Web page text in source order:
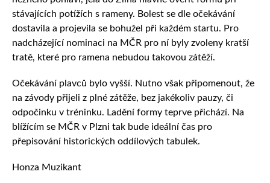
stávajících potížích s rameny. Bolest se dle očekávání
dostavila a projevila se bohužel při každém startu. Pro
nadcházející nominaci na MČR pro ní byly zvoleny kratší
tratě, které pro ramena nebudou takovou zátěží.
Očekávání plavců bylo vyšší. Nutno však připomenout, že
na závody přijeli z plné zátěže, bez jakékoliv pauzy, či
odpočinku v tréninku. Ladění formy teprve přichází. Na
blížícím se MČR v Plzni tak bude ideální čas pro
přepisování historických oddílových tabulek.
Honza Muzikant